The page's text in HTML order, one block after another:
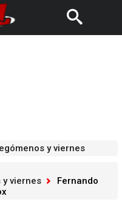
y viernes
y viernes
Fernando